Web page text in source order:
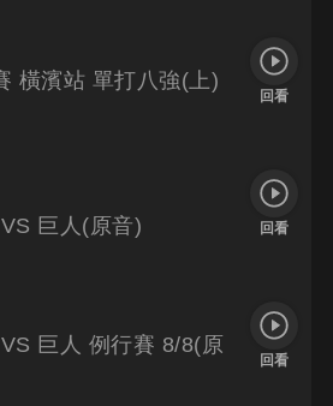
橫濱站 單打八強(上)
回看
巨人(原音)
回看
巨人 例行賽 8/8(原
回看